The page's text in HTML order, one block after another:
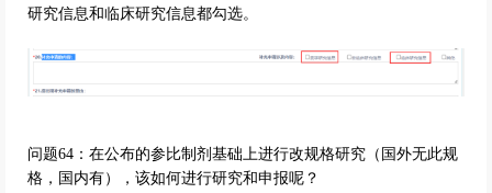
研究信息和临床研究信息都勾选。
问题64：在公布的参比制剂基础上进行改规格研究（国外无此规
格，国内有），该如何进行研究和申报呢？